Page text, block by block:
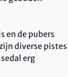
en de pubers
diverse pistes
erg